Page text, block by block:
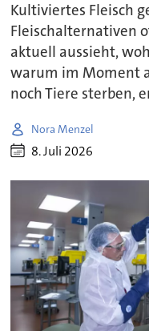
Kultiviertes Fleisch
Fleischalternativen
aktuell aussieht,
warum im Moment
noch Tiere sterben,
Nora Menzel
8. Juli 2026